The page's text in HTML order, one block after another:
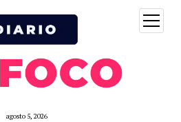
agosto 5, 2026
open
menu